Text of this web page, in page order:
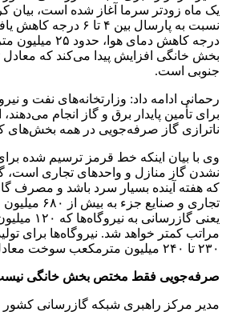
یک ماه زودتر سرما آغاز شده است، بیان
نسبت به پارسال بین ۴
درجه کاهش دمای
بخش خانگی افزایش پیدا می‌کند که معادل
جنوبی است.
رحمانی ادامه داد: وزارتخانه‌های نفت و
برای تأمین پایدار برق و گاز انجام می‌دهند،
ناترازی گاز صرفه‌جویی در همه
وی با بیان اینکه خط قرمز ترسیم شده
نشدن گاز منازل و واحدهای تجاری
که هفته آینده بسیار سرد باشد و مصرف
تجاری و
یعنی
مراتب کمتر خواهد شد. نیروگاه‌ها برای
۲۳۰ تا ۲۴۰ میلیون مترمکعب سوخت معادل گاز نیاز دارند.
صرفه‌جویی فقط مختص بخش خانگی
مدیر ­مرکز راهبری شبکه گازرسانی کشور با